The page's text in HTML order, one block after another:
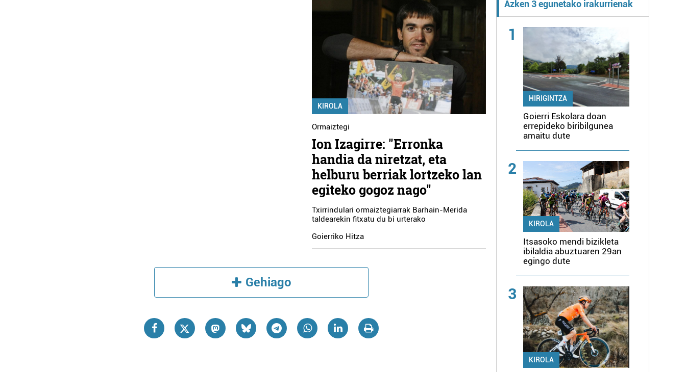
KIROLA
Ormaiztegi
Ion Izagirre: "Erronka
handia da niretzat, eta
helburu berriak lortzeko lan
egiteko gogoz nago"
Txirrindulari ormaiztegiarrak Barhain-Merida
taldearekin fitxatu du bi urterako
Goierriko Hitza
Gehiago
Azken 3 egunetako irakurrienak
1
HIRIGINTZA
Goierri Eskolara doan
errepideko biribilgunea
amaitu dute
2
KIROLA
Itsasoko mendi bizikleta
ibilaldia abuztuaren 29an
egingo dute
3
KIROLA